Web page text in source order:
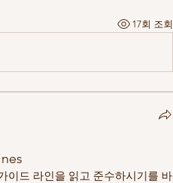
17회 조회
이드 라인을 읽고 준수하시기를 바